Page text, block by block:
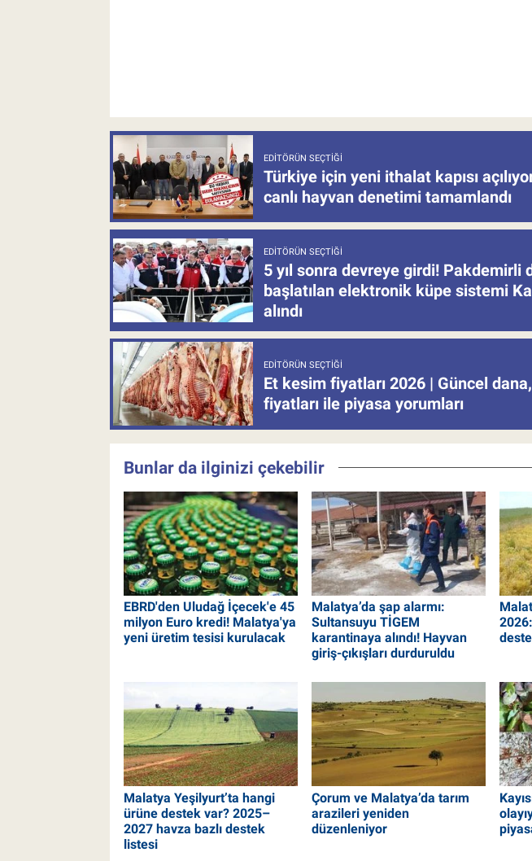
EDITÖRÜN SEÇTIĞI
Türkiye için yeni ithalat kapısı
canlı hayvan denetimi tamamlandı
EDITÖRÜN SEÇTIĞI
5 yıl sonra devreye girdi! Pakdemirli
başlatılan elektronik küpe sistemi
alındı
EDITÖRÜN SEÇTIĞI
Et kesim fiyatları 2026 | Güncel
fiyatları ile piyasa yorumları
Bunlar da ilginizi çekebilir
EBRD'den Uludağ İçecek'e 45
milyon Euro kredi! Malatya'ya
yeni üretim tesisi kurulacak
Malatya’da şap alarmı:
Sultansuyu TİGEM
karantinaya alındı! Hayvan
giriş-çıkışları durduruldu
Malatya Yeşilyurt’ta hangi
ürüne destek var? 2025–
2027 havza bazlı destek
listesi
Çorum ve Malatya’da tarım
arazileri yeniden
düzenleniyor